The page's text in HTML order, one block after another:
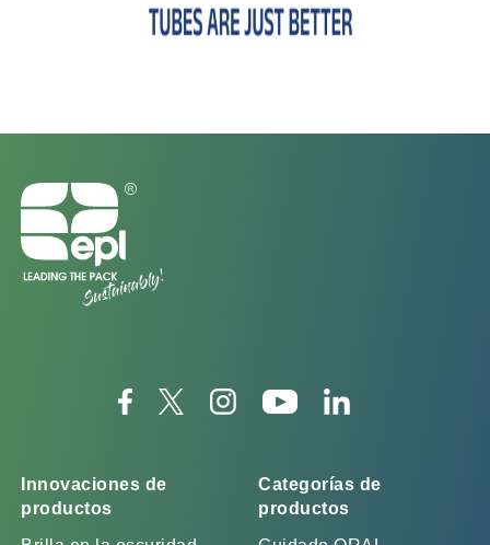
Innovaciones de
productos
Categorías de
productos